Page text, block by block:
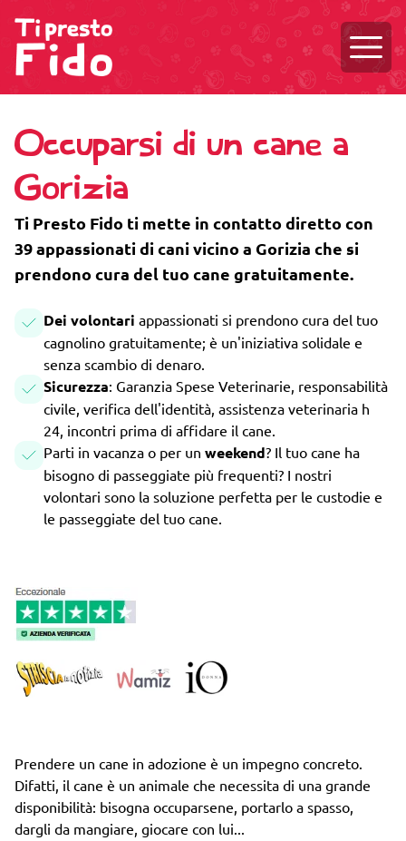
Occuparsi di un cane a
Gorizia
Ti Presto Fido ti mette in contatto diretto con
39 appassionati di cani vicino a Gorizia che si
prendono cura del tuo cane gratuitamente.
Dei volontari appassionati si prendono cura del tuo
cagnolino gratuitamente; è un'iniziativa solidale e
senza scambio di denaro.
Sicurezza: Garanzia Spese Veterinarie, responsabilità
civile, verifica dell'identità, assistenza veterinaria h
24, incontri prima di affidare il cane.
Parti in vacanza o per un weekend? Il tuo cane ha
bisogno di passeggiate più frequenti? I nostri
volontari sono la soluzione perfetta per le custodie e
le passeggiate del tuo cane.
Prendere un cane in adozione è un impegno concreto.
Difatti, il cane è un animale che necessita di una grande
disponibilità: bisogna occuparsene, portarlo a spasso,
dargli da mangiare, giocare con lui...